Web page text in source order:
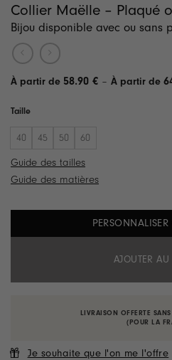
Collier Maëlle – Plaqué
Bijou disponible avec ou sans
58.90 € –
Taille
40 45 50 60
Guide des tailles
Guide des matières
AJOUTER AU
LIVRAISON OFFERTE
(POUR LA
Je souhaite que l'on me l'offre